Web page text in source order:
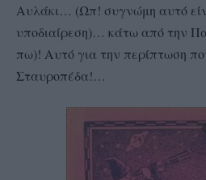
Αυλάκι… (Ωπ! συγνώμη αυτό
υποδιαίρεση)… κάτω από την
πω)! Αυτό για την περίπτωση
Σταυροπέδα!…